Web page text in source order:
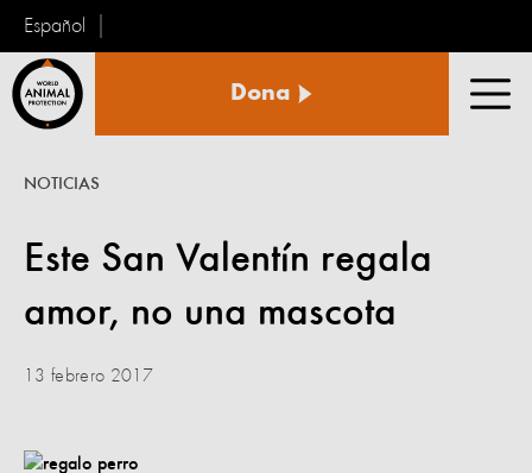
Español
Animal
Dona
Este San Valentín regala
amor, no una mascota
NOTICIAS
13 febrero 2017